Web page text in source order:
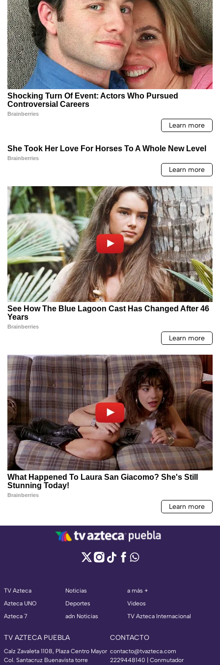
TV Azteca
Azteca UNO
Azteca 7
Noticias
Deportes
adn Noticias
a más +
Videos
TV Azteca Internacional
TV AZTECA PUEBLA
Calz Zavaleta 1108, Plaza Centro Mayor
Col. Santacruz Buenavista torre
CONTACTO
contacto@tvazteca.com
2229448140 | Conmutador